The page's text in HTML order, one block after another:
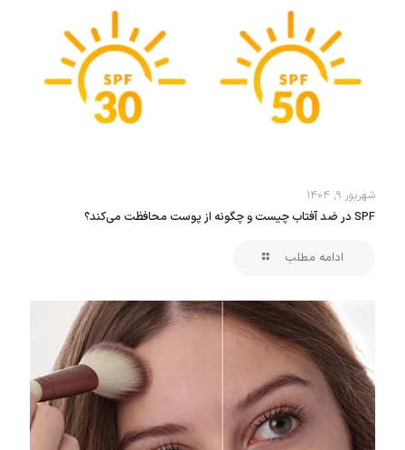
شهریور ۹, ۱۴۰۴
SPF در ضد آفتاب چیست و چگونه از پوست محافظت می‌کند؟
ادامه مطلب